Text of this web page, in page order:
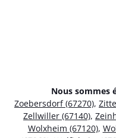
Nous sommes
Zoebersdorf (67270),
Zellwiller (67140),
Wolxheim (67120),